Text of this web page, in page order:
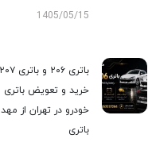
1405/05/15
خرید و تعویض باتری
خودرو در تهران از مهد
باتری